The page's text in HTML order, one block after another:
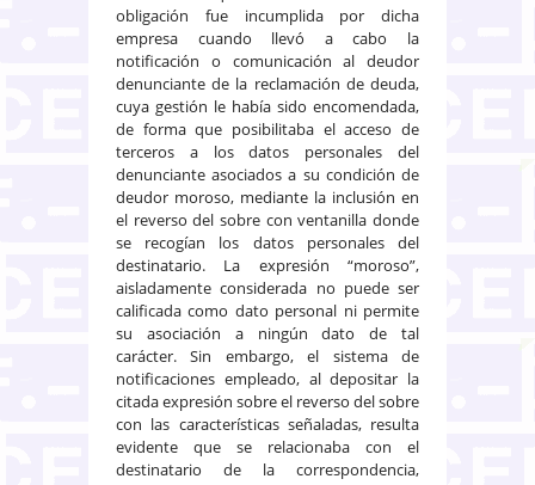
obligación fue incumplida por dicha
empresa cuando llevó a cabo la
notificación o comunicación al deudor
denunciante de la reclamación de deuda,
cuya gestión le había sido encomendada,
de forma que posibilitaba el acceso de
terceros a los datos personales del
denunciante asociados a su condición de
deudor moroso, mediante la inclusión en
el reverso del sobre con ventanilla donde
se recogían los datos personales del
destinatario. La expresión “moroso”,
aisladamente considerada no puede ser
calificada como dato personal ni permite
su asociación a ningún dato de tal
carácter. Sin embargo, el sistema de
notificaciones empleado, al depositar la
citada expresión sobre el reverso del sobre
con las características señaladas, resulta
evidente que se relacionaba con el
destinatario de la correspondencia,